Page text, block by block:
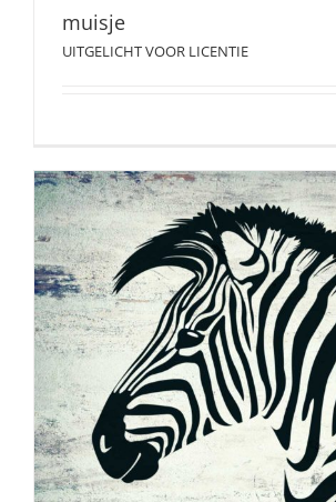
muisje
UITGELICHT VOOR LICENTIE
zebra
ILLUSTRATIES